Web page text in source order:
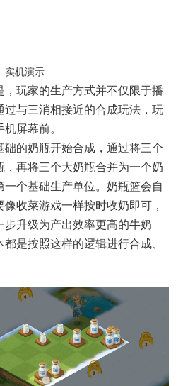
实机演示
玩家的生产方式并不仅限于播
与三消相接近的合成玩法，玩
屏幕前。
的奶瓶开始合成，通过将三个
再将三个大奶瓶合并为一个奶
个基础生产单位。奶瓶篮会自
收菜游戏一样按时收奶即可，
升级为产出效率更高的牛奶
是按照这样的逻辑进行合成、